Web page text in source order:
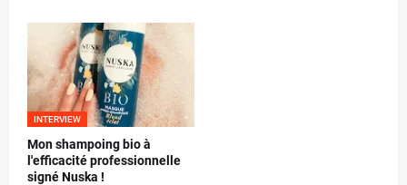
INTERVIEW
Mon shampoing bio à
l'efficacité professionnelle
signé Nuska !